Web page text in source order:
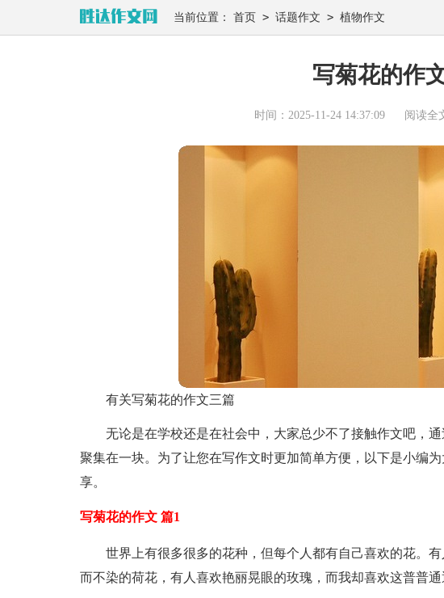
当前位置： 首页 > 话题作文 > 植物作文
写菊花的作
时间：2025-11-24 14:37:09 阅读全
有关写菊花的作文三篇
无论是在学校还是在社会中，大家总少不了接触作文吧，
聚集在一块。为了让您在写作文时更加简单方便，以下是小编
享。
写菊花的作文 篇1
世界上有很多很多的花种，但每个人都有自己喜欢的花。
而不染的荷花，有人喜欢艳丽晃眼的玫瑰，而我却喜欢这普普通